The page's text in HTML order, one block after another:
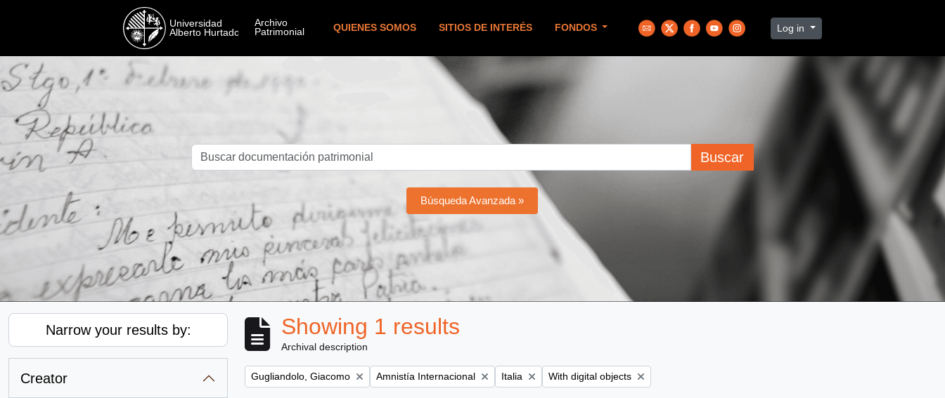
QUIENES SOMOS SITIOS DE INTERÉS FONDOS Log in
Buscar
Búsqueda Avanzada »
Narrow your results by:
Creator
Showing 1 results
Archival description
Remove filter:
Gugliandolo, Giacomo Remove filter:
Amnistía Internacional Remove filter:
Italia Remove filter:
With digital objects